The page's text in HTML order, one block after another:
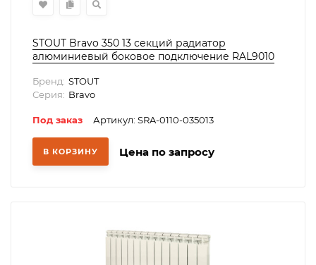
STOUT Bravo 350 13 секций радиатор
алюминиевый боковое подключение RAL9010
Бренд: STOUT
Серия: Bravo
Под заказ Артикул: SRA-0110-035013
В КОРЗИНУ Цена по запросу